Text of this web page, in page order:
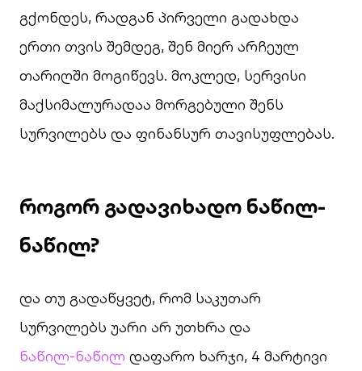
გქონდეს, რადგან პირველი გადახდა
ერთი თვის შემდეგ, შენ მიერ არჩეულ
თარიღში მოგიწევს. მოკლედ, სერვისი
მაქსიმალურადაა მორგებული შენს
სურვილებს და ფინანსურ თავისუფლებას.
როგორ გადავიხადო ნაწილ-
ნაწილ?
და თუ გადაწყვეტ, რომ საკუთარ
სურვილებს უარი არ უთხრა და
ნაწილ-ნაწილ დაფარო ხარჯი, 4 მარტივი